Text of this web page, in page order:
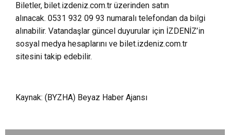
Biletler, bilet.izdeniz.com.tr üzerinden satın
alınacak. 0531 932 09 93 numaralı telefondan da bilgi
alınabilir. Vatandaşlar güncel duyurular için İZDENİZ’in
sosyal medya hesaplarını ve bilet.izdeniz.com.tr
sitesini takip edebilir.
Kaynak: (BYZHA) Beyaz Haber Ajansı